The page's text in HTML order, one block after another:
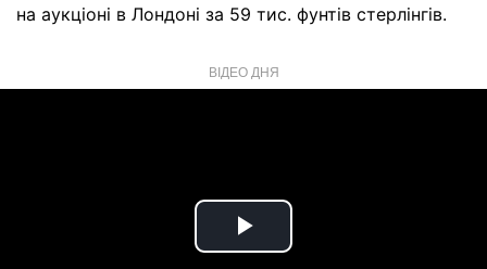
на аукціоні в Лондоні за 59 тис. фунтів стерлінгів.
ВІДЕО ДНЯ
Play